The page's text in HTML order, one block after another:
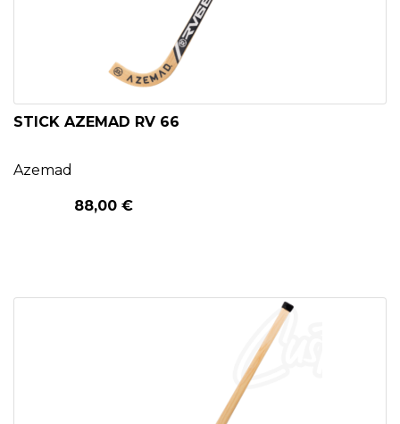
STICK AZEMAD RV 66
Azemad
88,00 €